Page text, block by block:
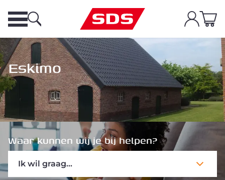
Eskimo
Waar kunnen wij je bij helpen?
Ik wil graag...